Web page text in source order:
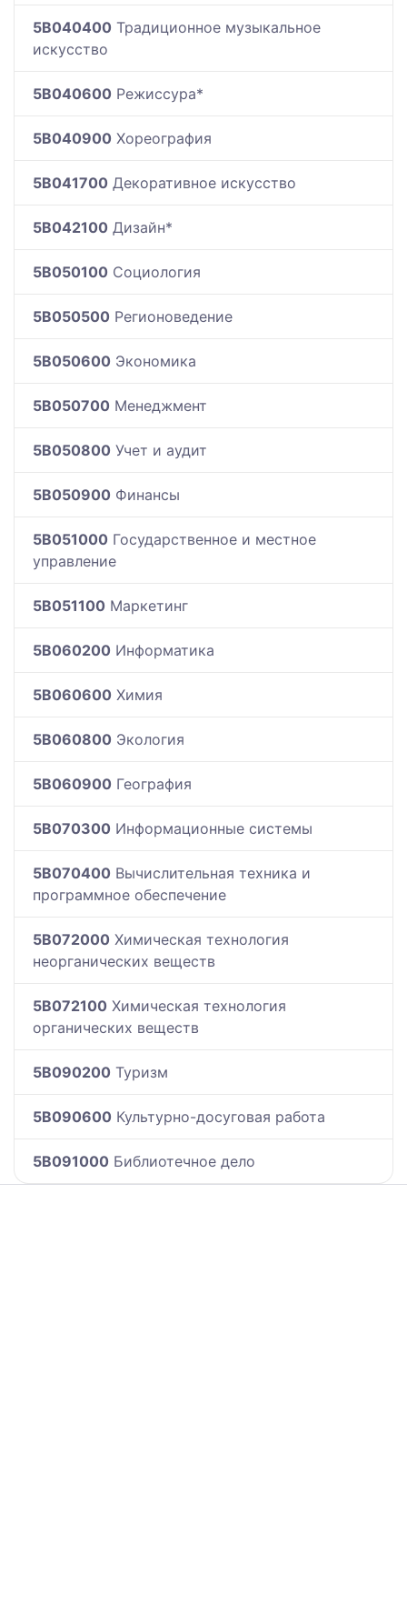
5B040400 Традиционное музыкальное
искусство
5B040600 Режиссура*
5B040900 Хореография
5B041700 Декоративное искусство
5B042100 Дизайн*
5B050100 Социология
5B050500 Регионоведение
5B050600 Экономика
5B050700 Менеджмент
5B050800 Учет и аудит
5B050900 Финансы
5B051000 Государственное и местное
управление
5B051100 Маркетинг
5B060200 Информатика
5B060600 Химия
5B060800 Экология
5B060900 География
5B070300 Информационные системы
5B070400 Вычислительная техника и
программное обеспечение
5B072000 Химическая технология
неорганических веществ
5B072100 Химическая технология
органических веществ
5B090200 Туризм
5B090600 Культурно-досуговая работа
5B091000 Библиотечное дело